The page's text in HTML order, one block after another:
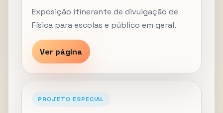
Exposição itinerante de divulgação de
Física para escolas e público em geral.
Ver página
PROJETO ESPECIAL